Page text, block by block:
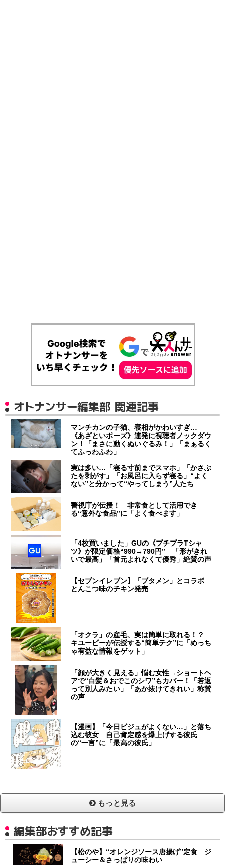
オトナンサー編集部 関連記事
マンチカンの子猫、寝相がかわいすぎ…
《あざといポーズ》連発に視聴者ノックダウ
ン！「まさに動くぬいぐるみ！」「まぁるく
てふっわふわ」
実は多い…「寝る寸前までスマホ」「かさぶ
たを剥がす」「お風呂に入らず寝る」“よく
ない”と分かって“やってしまう”人たち
警視庁が伝授！ 非常食として活用でき
る“意外な食品”に「よく食べます」
「4枚買いました」GUの《プチプラTシャ
ツ》が限定価格“990→790円” 「形がきれ
いで最高」「首元よれなくて優秀」絶賛の声
【セブンイレブン】「ブタメン」とコラボ
とんこつ味のチキン発売
「オクラ」の産毛、実は簡単に取れる！？
キユーピーが伝授する“簡単テク”に「めっち
ゃ有益な情報をゲット」
「顔が大きく見える」悩む女性→ショートヘ
アで“白髪＆おでこのシワ”もカバー！「若返
って別人みたい」「あか抜けてきれい」称賛
の声
【漫画】「今日ビジュがよくない…」と落ち
込む彼女 自己肯定感を爆上げする彼氏
の“一言”に「最高の彼氏」
もっと見る
編集部おすすめ記事
【松のや】“オレンジソース唐揚げ”定食 ジ
ューシー＆さっぱりの味わい